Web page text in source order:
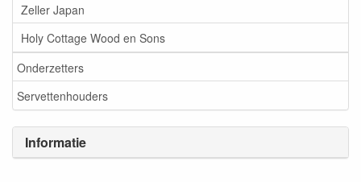
Zeller Japan
Holy Cottage Wood en Sons
Onderzetters
Servettenhouders
Informatie